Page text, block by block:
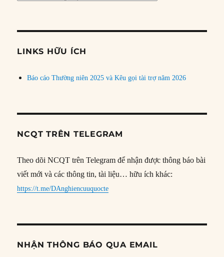
đề
LINKS HỮU ÍCH
Báo cáo Thường niên 2025 và Kêu gọi tài trợ năm 2026
NCQT TRÊN TELEGRAM
Theo dõi NCQT trên Telegram để nhận được thông báo bài
viết mới và các thông tin, tài liệu… hữu ích khác:
https://t.me/DAnghiencuuquocte
NHẬN THÔNG BÁO QUA EMAIL